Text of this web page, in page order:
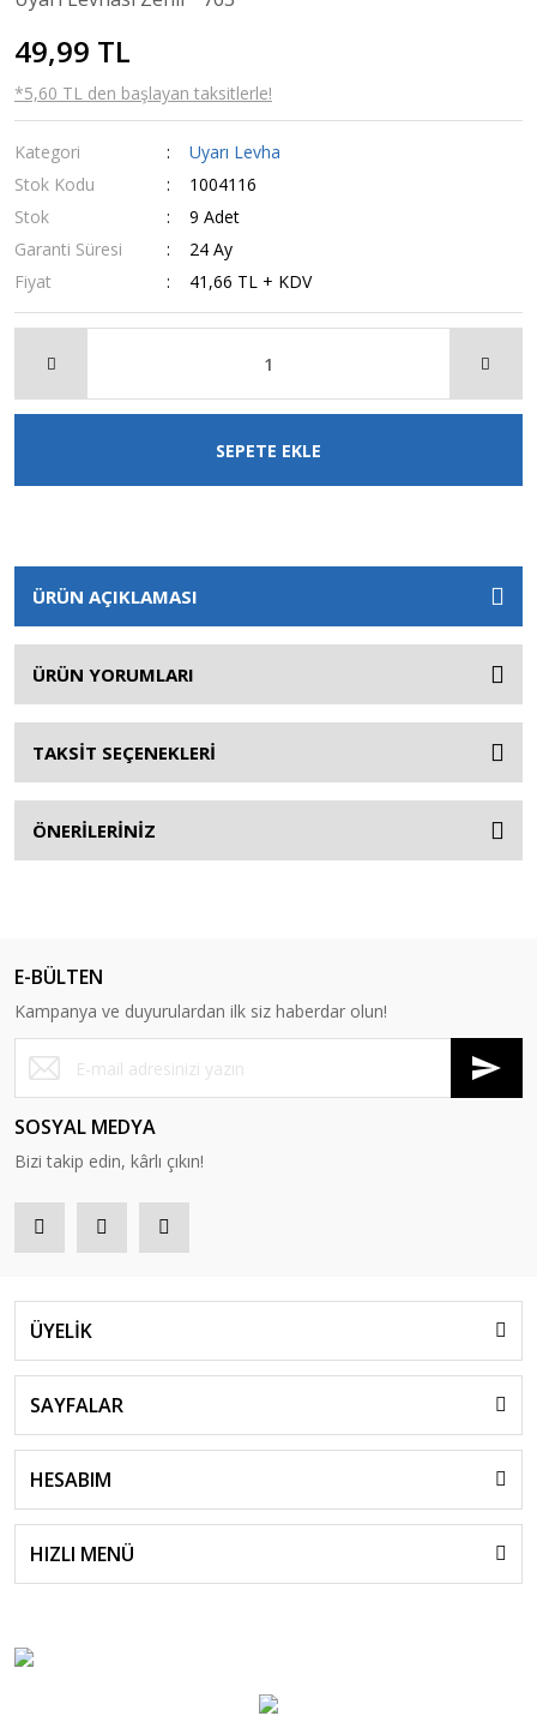
49,99 TL
*5,60 TL den başlayan taksitlerle!
Kategori
Uyarı Levha
Stok Kodu
1004116
Stok
9 Adet
Garanti Süresi
24 Ay
Fiyat
41,66 TL + KDV
SEPETE EKLE
ÜRÜN AÇIKLAMASI
ÜRÜN YORUMLARI
TAKSİT SEÇENEKLERİ
ÖNERİLERİNİZ
E-BÜLTEN
Kampanya ve duyurulardan ilk siz haberdar olun!
SOSYAL MEDYA
Bizi takip edin, kârlı çıkın!
ÜYELİK
SAYFALAR
HESABIM
HIZLI MENÜ